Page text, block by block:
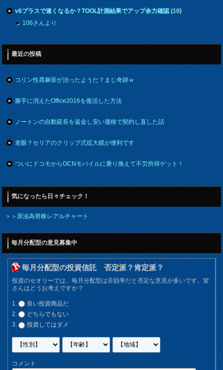
v6プラスで速くなるか？TOOL計測結果でアップ余力確認(10)
106さんより
最近の投稿
コリン性蕁麻疹が治ったようだ？まじ奇跡ｗ
勝手に消えたOffice2016を復活した方法
ノートンの自動延長を返金し安い価格で契約し直した話
老眼？セリアのクリップ式拡大鏡が便利です
ついにドコモからOCNモバイルに乗り換えて不労所得ゲット！
気になったら日々チェック！
＞＞原油為替株レアルチャート
毎月分配型の意見募集中
毎月分配型の投資信託 否定派？肯定派？
投資のセオリーでは、毎月分配型は非効率だと否定な意見が多いです。皆
さんはどうお考えですか？
良い投資商品だ
どちらでもない
投資してはダメ
コメント